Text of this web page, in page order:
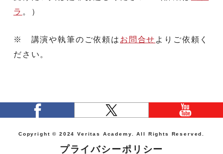
ラ 。）
※ 講演や執筆のご依頼は お問合せ よりご依頼く
ださい。
Copyright © 2024 Veritas Academy. All Rights Reserved.
プライバシーポリシー